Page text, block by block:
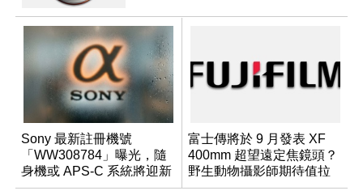
Sony 最新註冊機號
「WW308784」曝光，隨
身機或 APS-C 系統將迎新
成員？
富士傳將於 9 月發表 XF
400mm 超望遠定焦鏡頭？
野生動物攝影師期待值拉
滿